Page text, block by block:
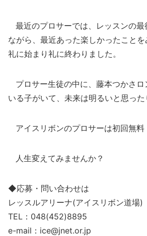
最近のプロサーでは、レッスンの最
ながら、最近あった楽しかったことを
礼に始まり礼に終わりました。
プロサー生徒の中に、藤本つかさロ
いる子がいて、未来は明るいと思った
アイスリボンのプロサーは初回無料
人生変えてみませんか？
◆応募・問い合わせは
レッスルアリーナ(アイスリボン道場)
TEL：048(452)8895
e-mail：ice@jnet.or.jp